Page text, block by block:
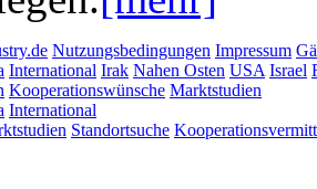
Nutzungsbedingungen Impressum
International Irak Nahen Osten USA Israel
Kooperationswünsche Marktstudien
International
Standortsuche